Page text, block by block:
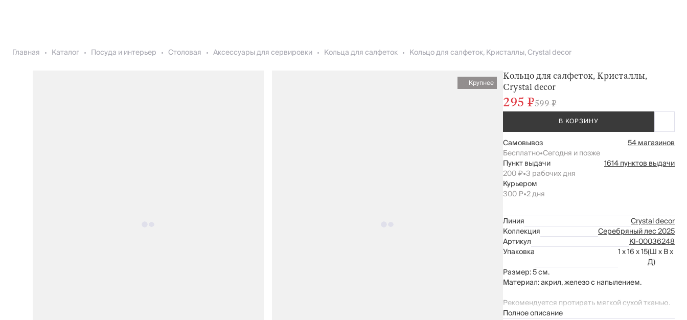
Главная Каталог Посуда и интерьер Столовая Аксессуары для сервировки Кольца для салфеток Кольцо для салфеток, Кристаллы, Crystal decor
Крупнее
Кольцо для салфеток, Кристаллы,
Crystal decor
295 ₽599 ₽
В КОРЗИНУ
Самовывоз
54 магазинов
Бесплатно•Сегодня и позже
Пункт выдачи
1614 пунктов выдачи
200 ₽•3 рабочих дня
Курьером
300 ₽•2 дня
Линия
Crystal decor
Коллекция
Серебряный лес 2025
Артикул
Kl-00036248
Упаковка
1 x 16 x 15(Ш x В x
Д)
Размер: 5 см.
Материал: акрил, железо с напылением.
Рекомендуется протирать мягкой сухой тканью.
Полное описание